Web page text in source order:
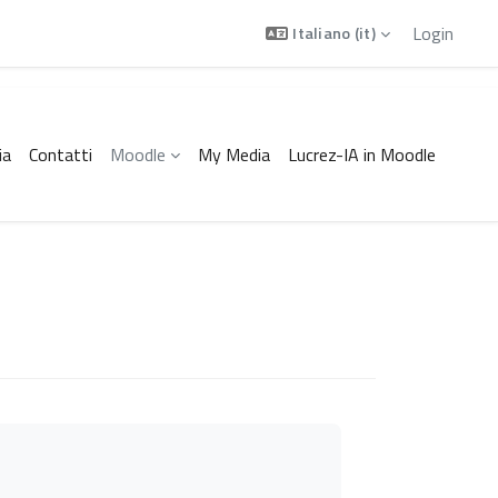
Italiano ‎(it)‎ Login
Contatti Moodle My Media Lucrez-IA in Moodle